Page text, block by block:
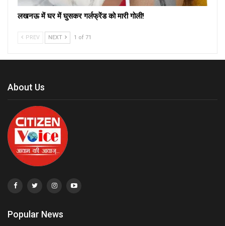
लखनऊ में घर में घुसकर गर्लफ्रेंड को मारी गोली!
PREV NEXT 1 of 71
About Us
Popular News